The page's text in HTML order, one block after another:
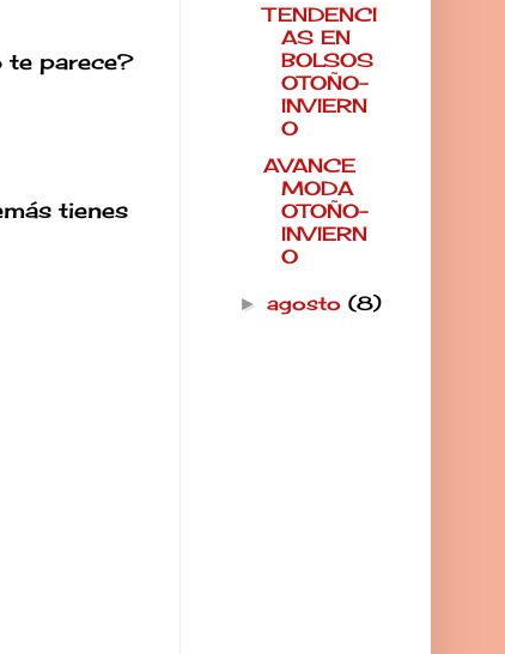
te parece?
tienes
TENDENCI
AS EN
BOLSOS
OTOÑO-
INVIERN
O
AVANCE
MODA
OTOÑO-
INVIERN
O
►agosto(8)